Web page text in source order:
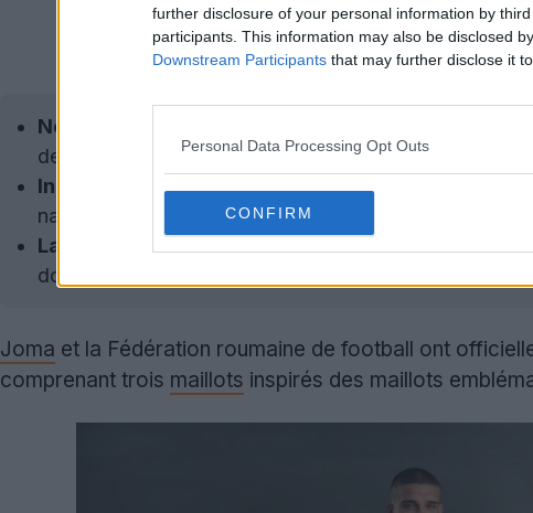
further disclosure of your personal information by
participants. This information may also be disclosed
Downstream Participants that may further disclose it
Personal Data Processing Opt Outs
CONFIRM
Nouveaux maillots Roumanie 2025-26:
Joma et la
de maillots pour l'équipe nationale, inspirée des
Inspiration et design:Le designer roumain Jean
nationale tout en attirant une nouvelle génération de
Lancement et disponibilité:
La collection a été
domicile est disponible à l'achat pour environ 80 €.
Joma et la Fédération roumaine de football ont
comprenant trois maillots inspirés des maillots